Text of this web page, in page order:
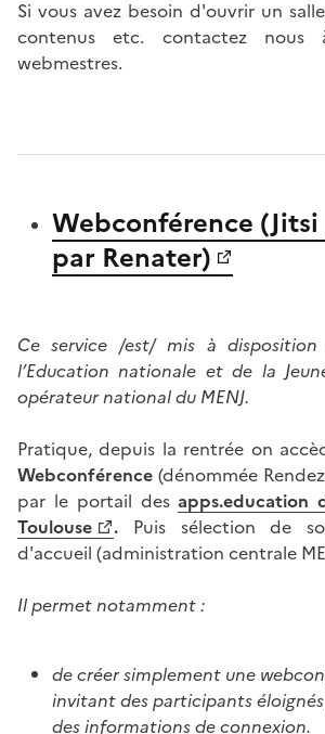
Si vous avez besoin d'ouvrir un
contenus etc. contactez nous
webmestres.
Webconférence
par Renater)
Ce service /est/ mis à
l’Education nationale et de la
opérateur national du MENJ.
Pratique, depuis la rentrée on
Webconférence (dénommée
par le portail desapps.education
Toulouse
. Puis sélection de
d'accueil (administration centrale
Il permet notamment :
de créer simplement une
invitant des participants
des informations de connexion.